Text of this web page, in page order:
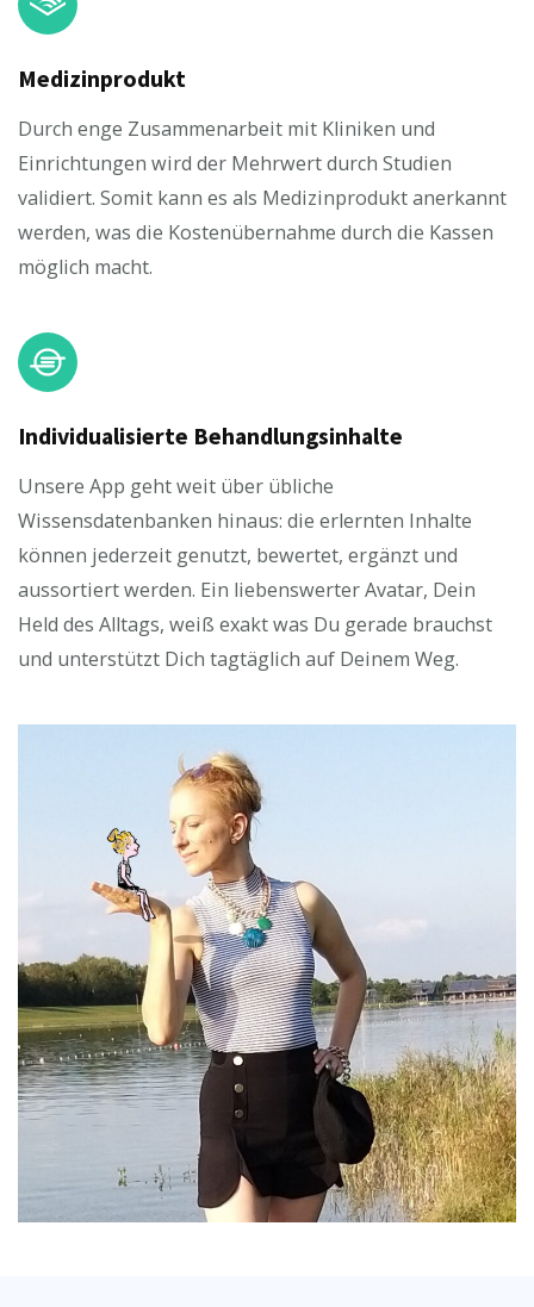
Medizinprodukt
Durch enge Zusammenarbeit mit Kliniken und
Einrichtungen wird der Mehrwert durch Studien
validiert. Somit kann es als Medizinprodukt anerkannt
werden, was die Kostenübernahme durch die Kassen
möglich macht.
Individualisierte Behandlungsinhalte
Unsere App geht weit über übliche
Wissensdatenbanken hinaus: die erlernten Inhalte
können jederzeit genutzt, bewertet, ergänzt und
aussortiert werden. Ein liebenswerter Avatar, Dein
Held des Alltags, weiß exakt was Du gerade brauchst
und unterstützt Dich tagtäglich auf Deinem Weg.